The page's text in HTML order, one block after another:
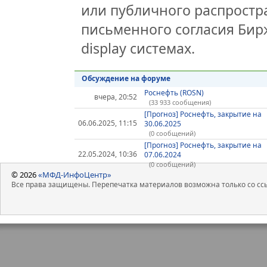
или публичного
письменного согласия
display системах.
Обсуждение на форуме
вчера, 20:52
Роснефть (ROSN)
(33 933 сообщения)
06.06.2025, 11:15
[Прогноз] Роснефть, закрытие на
30.06.2025
(0 сообщений)
22.05.2024, 10:36
[Прогноз] Роснефть, закрытие на
07.06.2024
(0 сообщений)
© 2026«МФД-ИнфоЦентр»
Все права защищены. Перепечатка материалов возможна только со